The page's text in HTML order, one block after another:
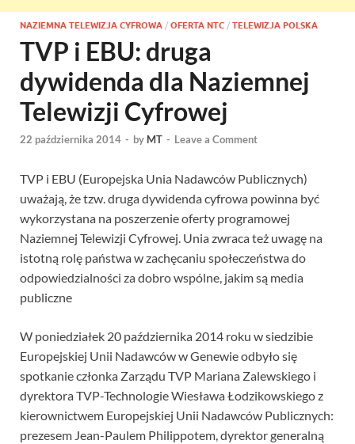
NAZIEMNA TELEWIZJA CYFROWA / OFERTA NTC / TELEWIZJA POLSKA
TVP i EBU: druga
dywidenda dla Naziemnej
Telewizji Cyfrowej
22 października 2014 - by MT - Leave a Comment
TVP i EBU (Europejska Unia Nadawców Publicznych)
uważają, że tzw. druga dywidenda cyfrowa powinna być
wykorzystana na poszerzenie oferty programowej
Naziemnej Telewizji Cyfrowej. Unia zwraca też uwagę na
istotną rolę państwa w zachęcaniu społeczeństwa do
odpowiedzialności za dobro wspólne, jakim są media
publiczne
W poniedziałek 20 października 2014 roku w siedzibie
Europejskiej Unii Nadawców w Genewie odbyło się
spotkanie członka Zarządu TVP Mariana Zalewskiego i
dyrektora TVP-Technologie Wiesława Łodzikowskiego z
kierownictwem Europejskiej Unii Nadawców Publicznych:
prezesem Jean-Paulem Philippotem, dyrektor generalną